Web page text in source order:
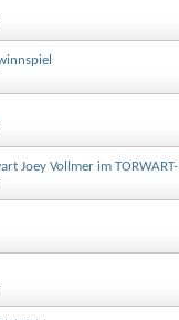
Joey Vollmer im